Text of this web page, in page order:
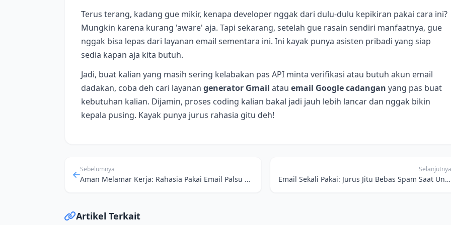
Terus terang, kadang gue mikir, kenapa developer nggak dari dulu-dulu kepikiran pakai cara ini?
Mungkin karena kurang 'aware' aja. Tapi sekarang, setelah gue rasain sendiri manfaatnya, gue
nggak bisa lepas dari layanan email sementara ini. Ini kayak punya asisten pribadi yang siap
sedia kapan aja kita butuh.
Jadi, buat kalian yang masih sering kelabakan pas API minta verifikasi atau butuh akun email
dadakan, coba deh cari layanan generator Gmail atau email Google cadangan yang pas buat
kebutuhan kalian. Dijamin, proses coding kalian bakal jadi jauh lebih lancar dan nggak bikin
kepala pusing. Kayak punya jurus rahasia gitu deh!
Sebelumnya
Aman Melamar Kerja: Rahasia Pakai Email Palsu Biar Data Pribadi Nggak Bocor
Selanjutnya
Email Sekali Pakai: Jurus Jitu Bebas Spam Saat Unduh E-book dan Akses Konten Digital
Artikel Terkait